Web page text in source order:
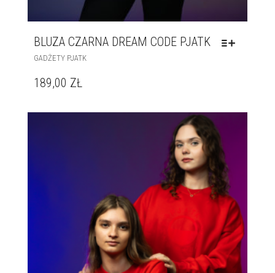
BLUZA CZARNA DREAM CODE PJATK
GADŻETY PJATK
189,00 ZŁ